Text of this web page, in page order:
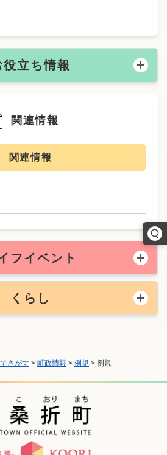
さがす > 町政情報 > 例規 > 例規
役立ち情報
関連情報
関連情報
フイベント
くらし